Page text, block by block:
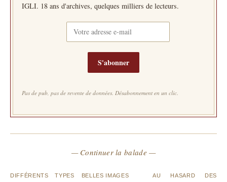
IGLI. 18 ans d'archives, quelques milliers de lecteurs.
S'abonner
Pas de pub, pas de revente de données. Désabonnement en un clic.
— Continuer la balade —
DIFFÉRENTS TYPES
BELLES IMAGES
AU HASARD DES